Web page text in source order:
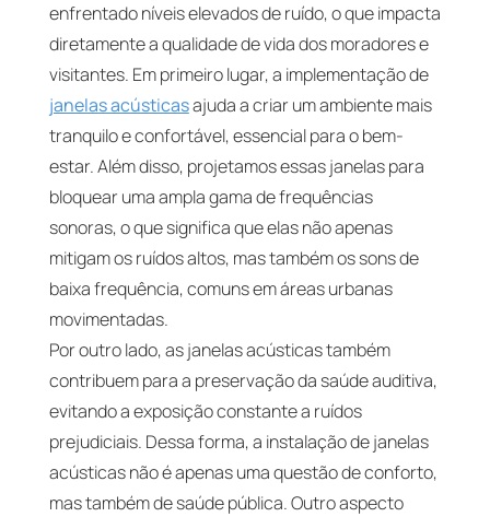
enfrentado níveis elevados de ruído, o que impacta
diretamente a qualidade de vida dos moradores e
visitantes. Em primeiro lugar, a implementação de
janelas acústicasajuda a criar um ambiente mais
tranquilo e confortável, essencial para o bem-
estar. Além disso, projetamos essas janelas para
bloquear uma ampla gama de frequências
sonoras, o que significa que elas não apenas
mitigam os ruídos altos, mas também os sons de
baixa frequência, comuns em áreas urbanas
movimentadas.
Por outro lado, as janelas acústicas também
contribuem para a preservação da saúde auditiva,
evitando a exposição constante a ruídos
prejudiciais. Dessa forma, a instalação de janelas
acústicas não é apenas uma questão de conforto,
mas também de saúde pública. Outro aspecto